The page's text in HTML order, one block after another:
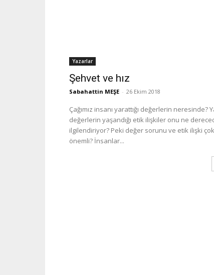
Yazarlar
Şehvet ve hız
Sabahattin MEŞE - 26 Ekim 2018
Çağımız insanı yarattığı değerlerin neresinde?
değerlerin yaşandığı etik ilişkiler onu ne
ilgilendiriyor? Peki değer sorunu ve etik ilişki
önemli? İnsanlar...